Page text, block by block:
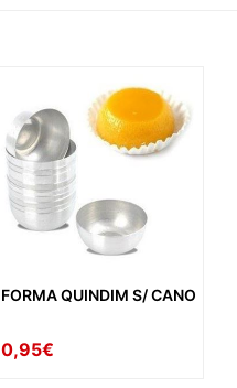
FORMA QUINDIM S/ CANO
0,95€